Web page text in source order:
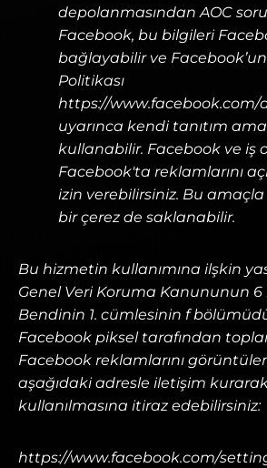
depolanmasından AOC
Facebook, bu bilgileri
bağlayabilir ve
Politikası
https://www.facebook.com/
uyarınca kendi tanıtım
kullanabilir. Facebook ve iş
Facebook'ta reklamlarını
izin verebilirsiniz. Bu amaçla
bir çerez de saklanabilir.
Bu hizmetin kullanımına ilşkin
Genel Veri Koruma Kanununun 6
Bendinin 1. cümlesinin f
Facebook piksel tarafından
Facebook reklamlarını
aşağıdaki adresle iletişim
kullanılmasına itiraz edebilirsiniz:
https://www.facebook.com/